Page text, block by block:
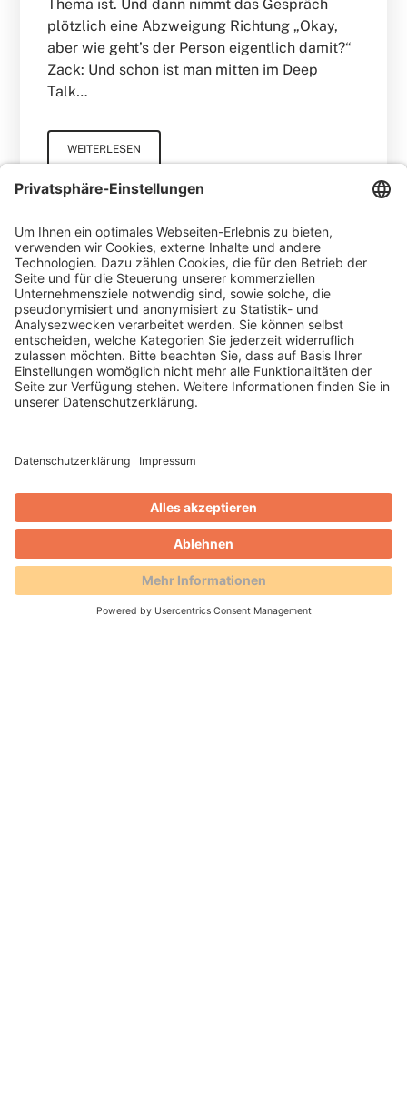
Thema ist. Und dann nimmt das Gespräch
plötzlich eine Abzweigung Richtung „Okay,
aber wie geht’s der Person eigentlich damit?“
Zack: Und schon ist man mitten im Deep
Talk…
WEITERLESEN
Blog Matthias Keil
KI jenseits des Hypes: Was
Medien heute wirklich
weiterbringt